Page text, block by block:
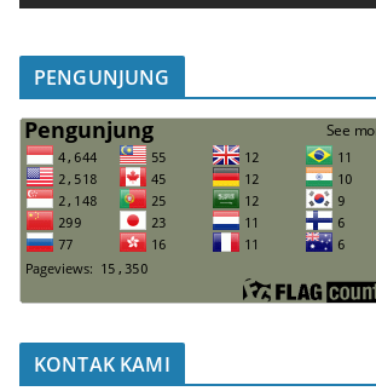
PENGUNJUNG
KONTAK KAMI